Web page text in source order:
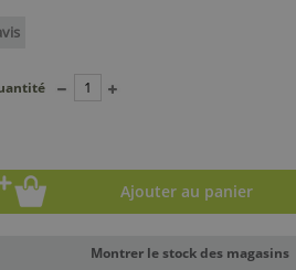
Ajouter au panier
Montrer le stock des magasins